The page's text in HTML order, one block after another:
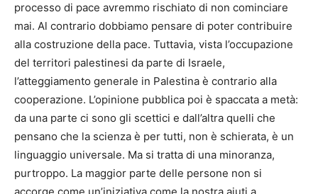
processo di pace avremmo rischiato di non cominciare
mai. Al contrario dobbiamo pensare di poter contribuire
alla costruzione della pace. Tuttavia, vista l’occupazione
del territori palestinesi da parte di Israele,
l’atteggiamento generale in Palestina è contrario alla
cooperazione. L’opinione pubblica poi è spaccata a metà:
da una parte ci sono gli scettici e dall’altra quelli che
pensano che la scienza è per tutti, non è schierata, è un
linguaggio universale. Ma si tratta di una minoranza,
purtroppo. La maggior parte delle persone non si